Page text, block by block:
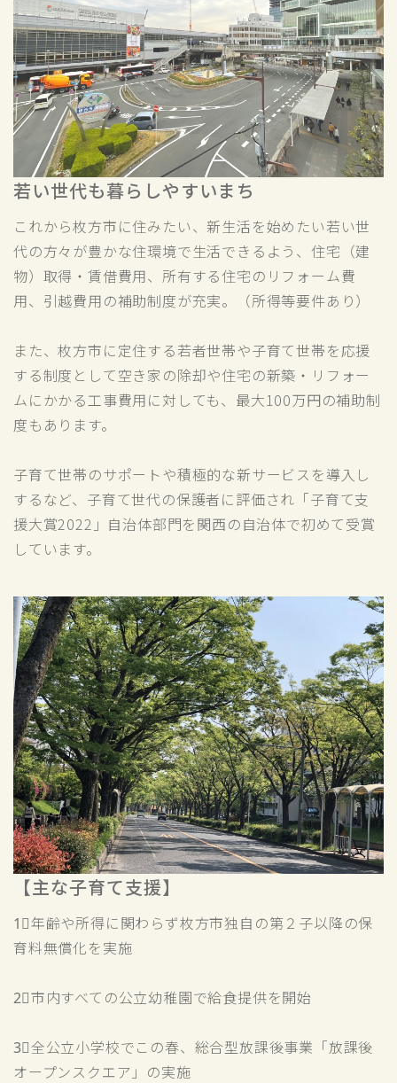
若い世代も暮らしやすいまち
これから枚方市に住みたい、新生活を始めたい若い世
代の方々が豊かな住環境で生活できるよう、住宅（建
物）取得・賃借費用、所有する住宅のリフォーム費
用、引越費用の補助制度が充実。（所得等要件あり）
また、枚方市に定住する若者世帯や子育て世帯を応援
する制度として空き家の除却や住宅の新築・リフォー
ムにかかる工事費用に対しても、最大100万円の補助制
度もあります。
子育て世帯のサポートや積極的な新サービスを導入し
するなど、子育て世代の保護者に評価され「子育て支
援大賞2022」自治体部門を関西の自治体で初めて受賞
しています。
【主な子育て支援】
1⃣年齢や所得に関わらず枚方市独自の第２子以降の保
育料無償化を実施
2⃣市内すべての公立幼稚園で給食提供を開始
3⃣全公立小学校でこの春、総合型放課後事業「放課後
オープンスクエア」の実施